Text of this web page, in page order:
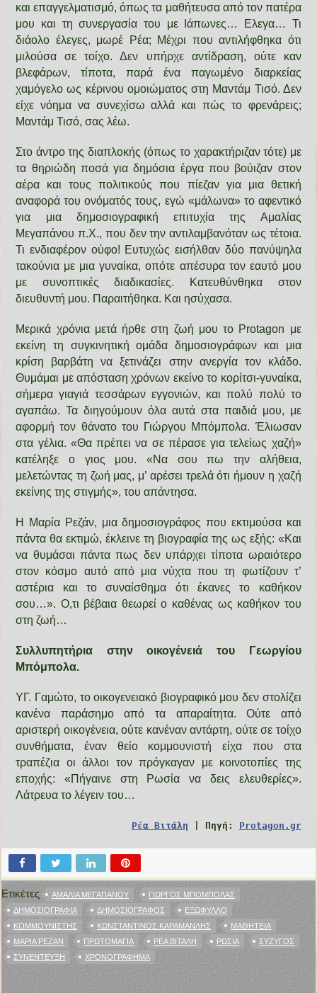
και επαγγελματισμό, όπως τα μαθήτευσα από τον πατέρα
μου και τη συνεργασία του με Ιάπωνες… Ελεγα… Τι
διάολο έλεγες, μωρέ Ρέα; Μέχρι που αντιλήφθηκα ότι
μιλούσα σε τοίχο. Δεν υπήρχε αντίδραση, ούτε καν
βλεφάρων, τίποτα, παρά ένα παγωμένο διαρκείας
χαμόγελο ως κέρινου ομοιώματος στη Μαντάμ Τισό. Δεν
είχε νόημα να συνεχίσω αλλά και πώς το φρενάρεις;
Μαντάμ Τισό, σας λέω.
Στο άντρο της διαπλοκής (όπως το χαρακτήριζαν τότε) με
τα θηριώδη ποσά για δημόσια έργα που βούιζαν στον
αέρα και τους πολιτικούς που πίεζαν για μια θετική
αναφορά του ονόματός τους, εγώ «μάλωνα» το αφεντικό
για μια δημοσιογραφική επιτυχία της Αμαλίας
Μεγαπάνου π.Χ., που δεν την αντιλαμβανόταν ως τέτοια.
Τι ενδιαφέρον ούφο! Ευτυχώς εισήλθαν δύο πανύψηλα
τακούνια με μια γυναίκα, οπότε απέσυρα τον εαυτό μου
με συνοπτικές διαδικασίες. Κατευθύνθηκα στον
διευθυντή μου. Παραιτήθηκα. Και ησύχασα.
Μερικά χρόνια μετά ήρθε στη ζωή μου το Protagon με
εκείνη τη συγκινητική ομάδα δημοσιογράφων και μια
κρίση βαρβάτη να ξετινάζει στην ανεργία τον κλάδο.
Θυμάμαι με απόσταση χρόνων εκείνο το κορίτσι-γυναίκα,
σήμερα γιαγιά τεσσάρων εγγονιών, και πολύ πολύ το
αγαπάω. Τα διηγούμουν όλα αυτά στα παιδιά μου, με
αφορμή τον θάνατο του Γιώργου Μπόμπολα. Έλιωσαν
στα γέλια. «Θα πρέπει να σε πέρασε για τελείως χαζή»
κατέληξε ο γιος μου. «Να σου πω την αλήθεια,
μελετώντας τη ζωή μας, μ’ αρέσει τρελά ότι ήμουν η χαζή
εκείνης της στιγμής», του απάντησα.
Η Μαρία Ρεζάν, μια δημοσιογράφος που εκτιμούσα και
πάντα θα εκτιμώ, έκλεινε τη βιογραφία της ως εξής: «Και
να θυμάσαι πάντα πως δεν υπάρχει τίποτα ωραιότερο
στον κόσμο αυτό από μια νύχτα που τη φωτίζουν τ’
αστέρια και το συναίσθημα ότι έκανες το καθήκον
σου…». Ο,τι βέβαια θεωρεί ο καθένας ως καθήκον του
στη ζωή…
Συλλυπητήρια στην οικογένειά του Γεωργίου
Μπόμπολα.
ΥΓ. Γαμώτο, το οικογενειακό βιογραφικό μου δεν στολίζει
κανένα παράσημο από τα απαραίτητα. Ούτε από
αριστερή οικογένεια, ούτε κανέναν αντάρτη, ούτε σε τοίχο
συνθήματα, έναν θείο κομμουνιστή είχα που στα
τραπέζια οι άλλοι τον πρόγκαγαν με κοινοτοπίες της
εποχής: «Πήγαινε στη Ρωσία να δεις ελευθερίες».
Λάτρευα το λέγειν του…
Ρέα Βιτάλη | Πηγή: Protagon.gr
Ετικέτες ΑΜΑΛΊΑ ΜΕΓΑΠΆΝΟΥ
ΓΙΏΡΓΟΣ ΜΠΌΜΠΟΛΑΣ
ΔΗΜΟΣΙΟΓΡΑΦΊΑ
ΔΗΜΟΣΙΟΓΡΆΦΟΣ
ΕΞΏΦΥΛΛΟ
ΚΟΜΜΟΥΝΙΣΤΉΣ
ΚΩΝΣΤΑΝΤΊΝΟΣ ΚΑΡΑΜΑΝΛΉΣ
ΜΑΘΗΤΕΊΑ
ΜΑΡΊΑ ΡΕΖΆΝ
ΠΡΩΤΟΜΑΓΙΆ ΡΈΑ ΒΙΤΆΛΗ ΡΩΣΊΑ
ΣΎΖΥΓΟΣ
ΣΥΝΈΝΤΕΥΞΗ
ΧΡΟΝΟΓΡΆΦΗΜΑ